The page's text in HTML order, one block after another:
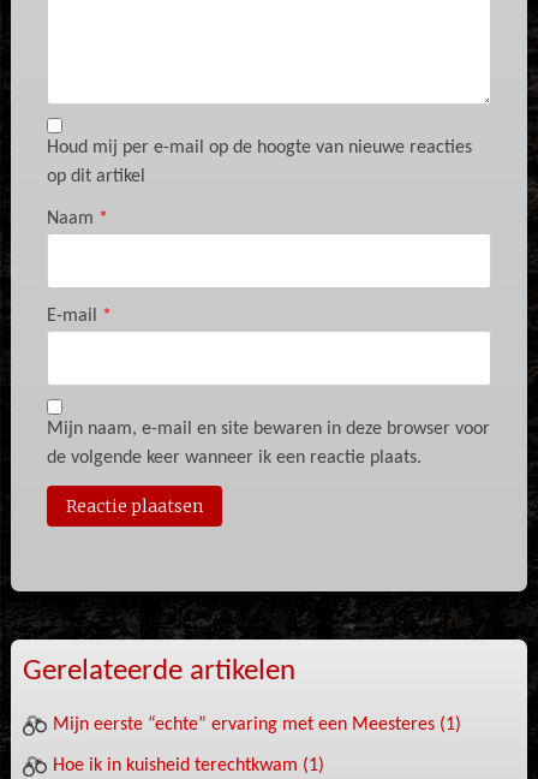
Houd mij per e-mail op de hoogte van nieuwe reacties
op dit artikel
Naam *
E-mail *
Mijn naam, e-mail en site bewaren in deze browser voor
de volgende keer wanneer ik een reactie plaats.
Gerelateerde artikelen
Mijn eerste “echte” ervaring met een Meesteres (1)
Hoe ik in kuisheid terechtkwam (1)